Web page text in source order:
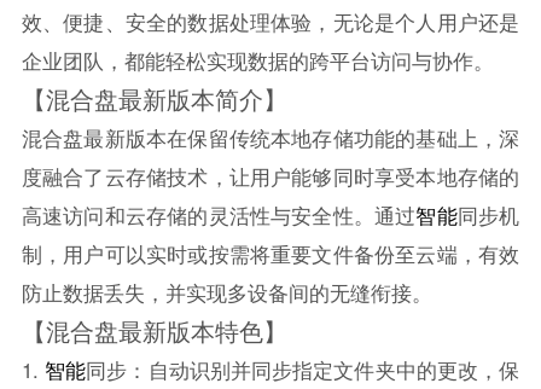
效、便捷、安全的数据处理体验，无论是个人用户还是
企业团队，都能轻松实现数据的跨平台访问与协作。
【混合盘最新版本简介】
混合盘最新版本在保留传统本地存储功能的基础上，深
度融合了云存储技术，让用户能够同时享受本地存储的
高速访问和云存储的灵活性与安全性。通过智能同步机
制，用户可以实时或按需将重要文件备份至云端，有效
防止数据丢失，并实现多设备间的无缝衔接。
【混合盘最新版本特色】
1. 智能同步：自动识别并同步指定文件夹中的更改，保